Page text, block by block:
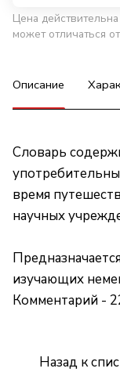
Цена
может отличаться
Описание
Словарь
время
научных
изучающих
Комментарий -
Назад к